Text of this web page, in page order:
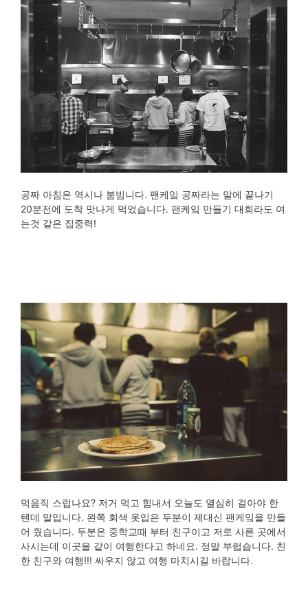
공짜 아침은 역시나 붐빔니다. 팬케잌 공짜라는 말에 끝나기
20분전에 도착 맛나게 먹었습니다. 팬케잌 만들기 대회라도 여
는것 같은 집중력!
먹음직 스럽나요? 저거 먹고 힘내서 오늘도 열심히 걸아야 한
텐데 말입니다. 왼쪽 회색 옷입은 두분이 제대신 팬케잌을 만들
어 줬습니다. 두분은 중학교때 부터 친구이고 저로 사른 곳에서
사시는데 이곳을 같이 여행한다고 하네요. 정말 부럽습니다. 친
한 친구와 여행!!! 싸우지 않고 여행 마치시길 바랍니다.